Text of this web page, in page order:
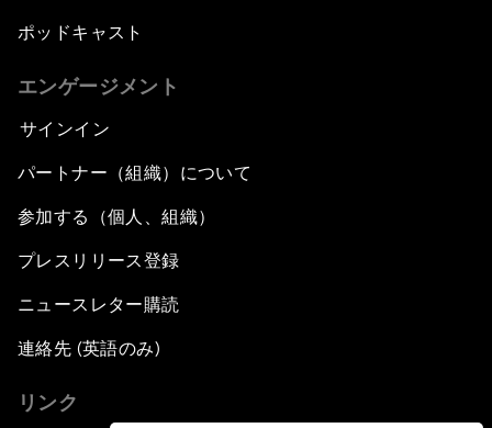
ポッドキャスト
エンゲージメント
サインイン
パートナー（組織）について
参加する（個人、組織）
プレスリリース登録
ニュースレター購読
連絡先 (英語のみ)
リンク